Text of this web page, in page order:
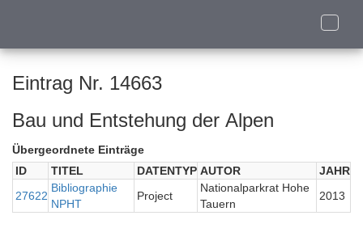
Toggle
Eintrag Nr. 14663
Bau und Entstehung der Alpen
Übergeordnete Einträge
ID
TITEL DATENTYP AUTOR
JAHR
27622
Bibliographie
NPHT
Project
Nationalparkrat Hohe
Tauern
2013